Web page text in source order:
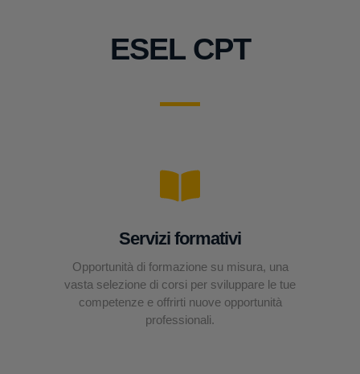
ESEL CPT
Servizi formativi
Opportunità di formazione su misura, una
vasta selezione di corsi per sviluppare le tue
competenze e offrirti nuove opportunità
professionali.